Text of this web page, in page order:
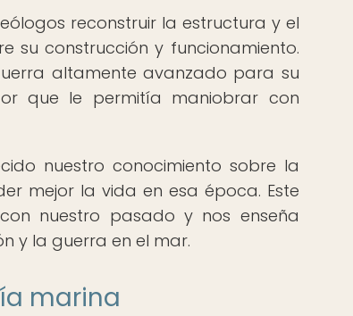
reconstruir la estructura y el
su construcción y funcionamiento.
altamente avanzado para su
que le permitía maniobrar con
nuestro conocimiento sobre la
mejor la vida en esa época. Este
nuestro pasado y nos enseña
y la guerra en el mar.
marina